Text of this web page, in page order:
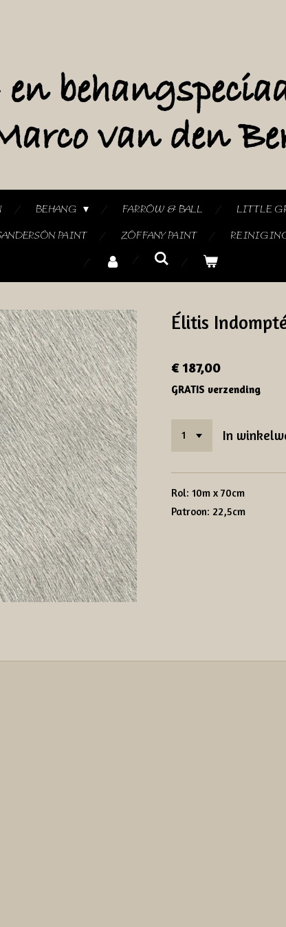
BEHANG FARROW & BALL LITTLE
PAINT ZOFFANY PAINT
Élitis
€ 187,00
GRATIS verzending
In
Rol: 10m x 70cm
Patroon: 22,5cm